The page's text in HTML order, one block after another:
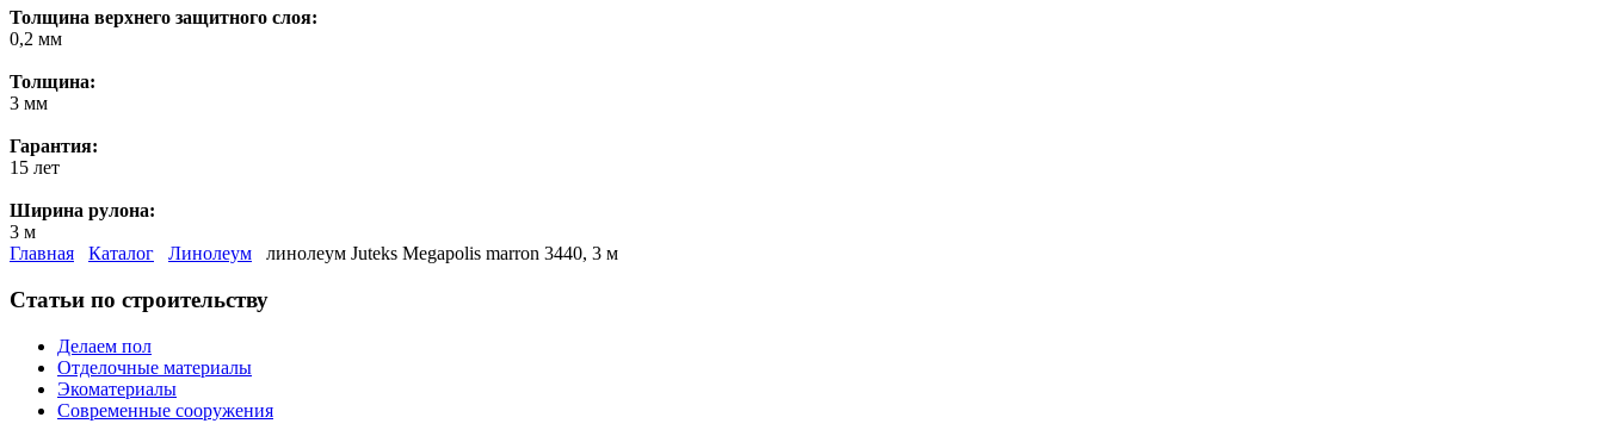
Толщина верхнего защитного слоя:
0,2 мм
Толщина:
3 мм
Гарантия:
15 лет
Ширина рулона:
3 м
Главная
Каталог Линолеум линолеум Juteks Megapolis marron 3440, 3 м
Статьи по строительству
Делаем пол
Отделочные материалы
Экоматериалы
Современные сооружения